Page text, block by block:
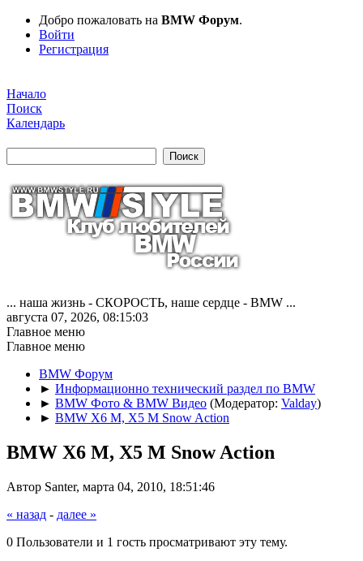
Добро пожаловать на BMW Форум.
Войти
Регистрация
Начало
Поиск
Календарь
... наша жизнь - СКОРОСТЬ, наше сердце - BMW ...
августа 07, 2026, 08:15:03
Главное меню
Главное меню
BMW Форум
► Информационно технический раздел по BMW
► BMW Фото & BMW Видео (Модератор: Valday)
► BMW X6 M, X5 M Snow Action
BMW X6 M, X5 M Snow Action
Автор Santer, марта 04, 2010, 18:51:46
« назад - далее »
0 Пользователи и 1 гость просматривают эту тему.